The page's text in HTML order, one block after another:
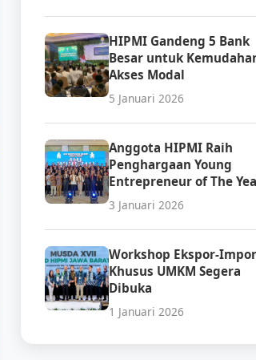
HIPMI Gandeng 5 Bank
Besar untuk
Akses Modal
5 Januari 2026
Anggota HIPMI Raih
Penghargaan Young
Entrepreneur of The
3 Januari 2026
Workshop Ekspor-Impor
Khusus UMKM Segera
Dibuka
1 Januari 2026